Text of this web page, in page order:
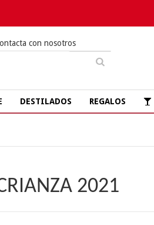
con nosotros
DESTILADOS REGALOS
2021